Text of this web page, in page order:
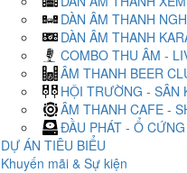
DÀN ÂM THANH
DÀN ÂM THANH
COMBO THU ÂM -
ÂM THANH BEER
HỘI TRƯỜNG - SÂN
ÂM THANH CAFE -
ĐẦU PHÁT - Ổ CỨNG
DỰ ÁN TIÊU BIỂU
Khuyến mãi & Sự kiện